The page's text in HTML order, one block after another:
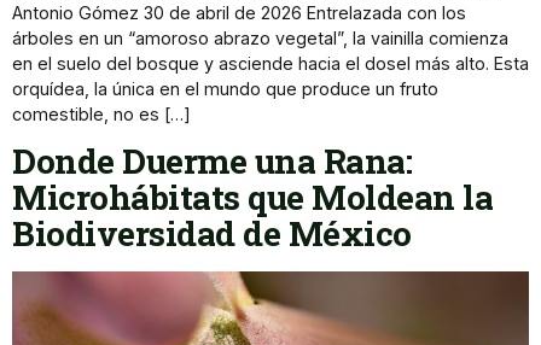
Antonio Gómez 30 de abril de 2026 Entrelazada con los
árboles en un “amoroso abrazo vegetal”, la vainilla comienza
en el suelo del bosque y asciende hacia el dosel más alto. Esta
orquídea, la única en el mundo que produce un fruto
comestible, no es […]
Donde Duerme una Rana:
Microhábitats que Moldean la
Biodiversidad de México